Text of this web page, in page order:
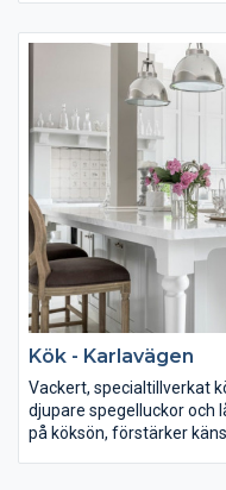
en dekorativ profil som
vänster om spisen finns
Försinkade lådor i
invändigt. Beslagen är i
krönlist i enkel profil.
kök med gott om dold
sofistikerad nyans.
Kök - Karlavägen
Vackert, specialtillverkat
djupare spegelluckor och
på köksön, förstärker